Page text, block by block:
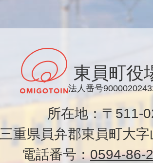
東員町役
法人番号
所在地：〒
三重県員弁郡東員町大
電話番号： 0594-86-